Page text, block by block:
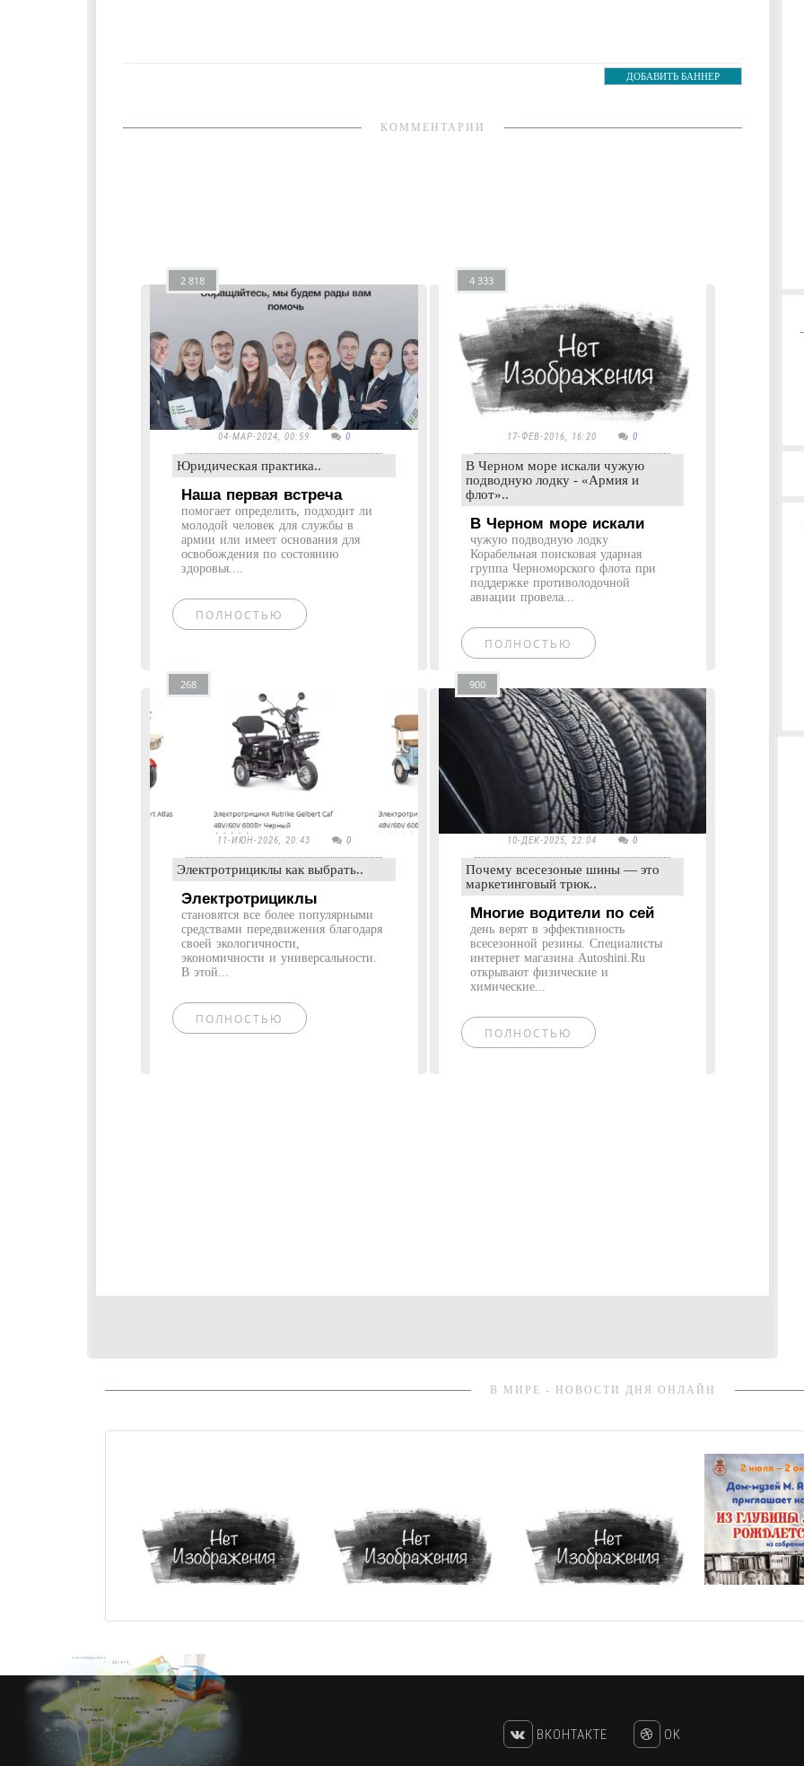
ДОБАВИТЬ БАННЕР
КОММЕНТАРИИ
2 818
04-МАР-2024, 00:59 0
Юридическая практика..
Наша первая встреча
помогает определить, подходит ли
молодой человек для службы в
армии или имеет основания для
освобождения по состоянию
здоровья....
ПОЛНОСТЬЮ
4 333
17-ФЕВ-2016, 16:20 0
В Черном море искали чужую
подводную лодку - «Армия и
флот»..
В Черном море искали
чужую подводную лодку
Корабельная поисковая ударная
группа Черноморского флота при
поддержке противолодочной
авиации провела...
ПОЛНОСТЬЮ
268
11-ИЮН-2026, 20:43 0
Электротрициклы как выбрать..
Электротрициклы
становятся все более популярными
средствами передвижения благодаря
своей экологичности,
экономичности и универсальности.
В этой...
ПОЛНОСТЬЮ
900
10-ДЕК-2025, 22:04 0
Почему всесезоные шины — это
маркетинговый трюк..
Многие водители по сей
день верят в эффективность
всесезонной резины. Специалисты
интернет магазина Autoshini.Ru
открывают физические и
химические...
ПОЛНОСТЬЮ
В МИРЕ - НОВОСТИ ДНЯ ОНЛАЙН
ВКОНТАКТЕ OK